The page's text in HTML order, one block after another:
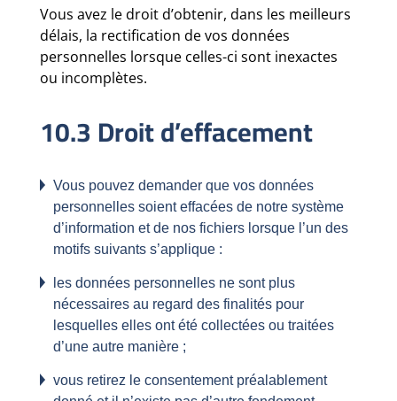
Vous avez le droit d’obtenir, dans les meilleurs
délais, la rectification de vos données
personnelles lorsque celles-ci sont inexactes
ou incomplètes.
10.3 Droit d’effacement
Vous pouvez demander que vos données
personnelles soient effacées de notre système
d’information et de nos fichiers lorsque l’un des
motifs suivants s’applique :
les données personnelles ne sont plus
nécessaires au regard des finalités pour
lesquelles elles ont été collectées ou traitées
d’une autre manière ;
vous retirez le consentement préalablement